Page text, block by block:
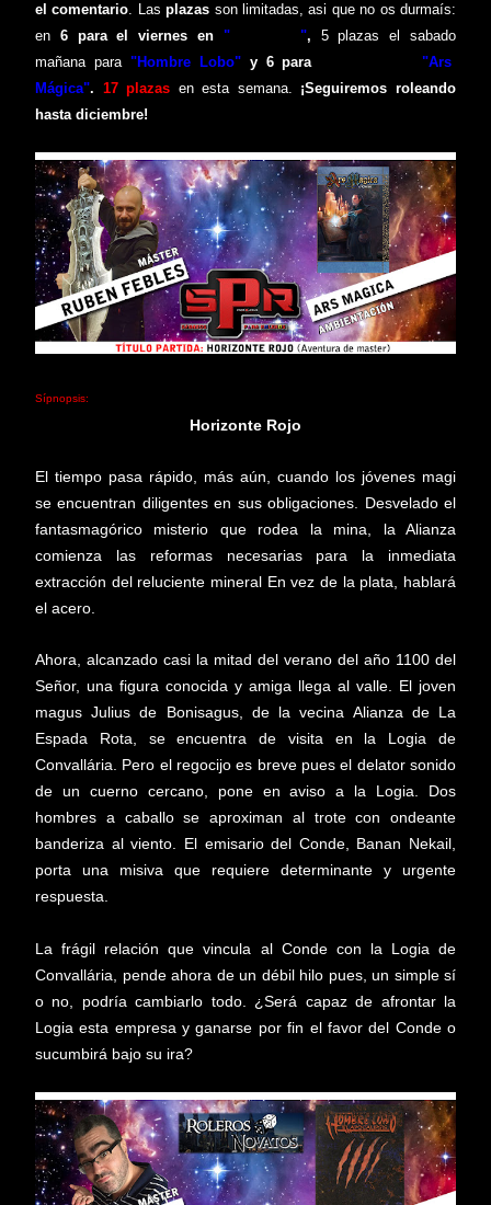
el comentario. Las plazas son limitadas, asi que no os durmaís:
en 6 para el viernes en "Pathfinder ", 5plazase l sabado
mañana para "Hombre Lobo"y 6 para
"Ars
Mágica". 17plazas en esta semana. ¡Seguiremos roleando
hasta diciembre!
Sípnopsis:
Horizonte Rojo
El tiempo pasa rápido, más aún, cuando los jóvenes magi
se encuentran diligentes en sus obligaciones. Desvelado el
fantasmagórico misterio que rodea la mina, la Alianza
comienza las reformas necesarias para la inmediata
extracción del reluciente mineral En vez de la plata, hablará
el acero.
Ahora, alcanzado casi la mitad del verano del año 1100 del
Señor, una figura conocida y amiga llega al valle. El joven
magus Julius de Bonisagus, de la vecina Alianza de La
Espada Rota, se encuentra de visita en la Logia de
Convallária. Pero el regocijo es breve pues el delator sonido
de un cuerno cercano, pone en aviso a la Logia. Dos
hombres a caballo se aproximan al trote con ondeante
banderiza al viento. El emisario del Conde, Banan Nekail,
porta una misiva que requiere determinante y urgente
respuesta.
La frágil relación que vincula al Conde con la Logia de
Convallária, pende ahora de un débil hilo pues, un simple sí
o no, podría cambiarlo todo. ¿Será capaz de afrontar la
Logia esta empresa y ganarse por fin el favor del Conde o
sucumbirá bajo su ira?